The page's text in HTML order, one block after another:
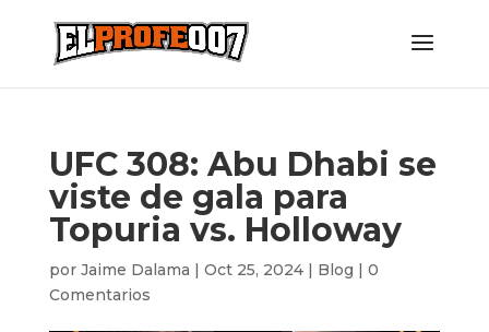
UFC 308: Abu Dhabi se
viste de gala para
Topuria vs. Holloway
por Jaime Dalama | Oct 25, 2024| Blog | 0
Comentarios